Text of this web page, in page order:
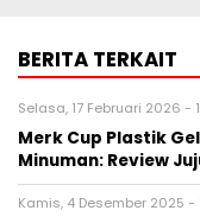
BERITA TERKAIT
Selasa, 17 Februari 2026 -
Merk Cup Plastik
Minuman: Review
Kamis, 4 Desember 2025 -